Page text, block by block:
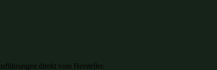
direkt vom Hersteller.